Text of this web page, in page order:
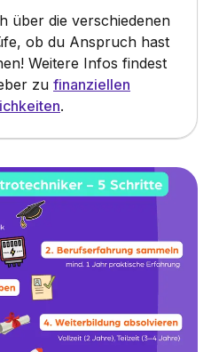
über die verschiedenen
ob du Anspruch hast
Weitere Infos findest
zu finanziellen
.